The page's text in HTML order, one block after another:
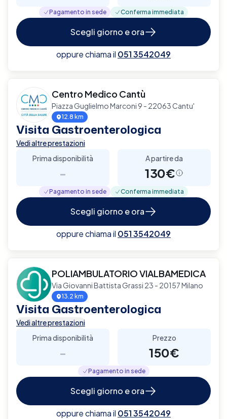
Pagamento in sede Conferma immediata
Scegli giorno e ora
oppure chiama il 051 3542049
Centro Medico Cantù
Piazza Guglielmo Marconi 9 - 22063 Cantu'
12.8 km
Visita Gastroenterologica
Vedi altre prestazioni
Prima disponibilità
-
A partire da
130€
Pagamento in sede Conferma immediata
Scegli giorno e ora
oppure chiama il 051 3542049
POLIAMBULATORIO VIALBAMEDICA
Via Giovanni Battista Grassi 23 - 20157 Milano
13.2 km
Visita Gastroenterologica
Vedi altre prestazioni
Prima disponibilità
-
Prezzo
150€
Pagamento in sede
Scegli giorno e ora
oppure chiama il 051 3542049